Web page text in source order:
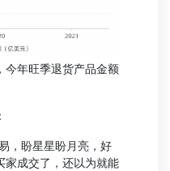
年旺季退货产品金额
盼星星盼月亮，好
家成交了，还以为就能